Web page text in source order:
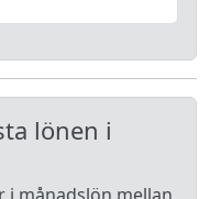
lönen i